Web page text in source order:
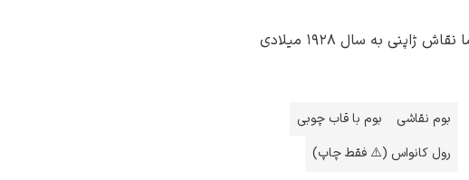
ژاپنی به سال ۱۹۲۸ میلادی
بوم نقاشی
بوم با قاب چوبی
رول کانواس (⚠️ فقط چاپ)